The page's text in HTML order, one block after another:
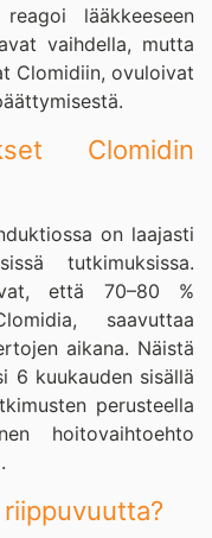
lääkkeeseen
vaihdella, mutta
Clomidiin, ovuloivat
Clomidin
on laajasti
tutkimuksissa.
että 70–80 %
saavuttaa
aikana. Näistä
6 kuukauden sisällä
perusteella
hoitovaihtoehto